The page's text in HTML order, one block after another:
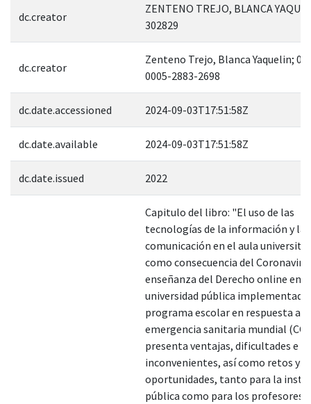
dc.creator
ZENTENO TREJO, BLANCA
302829
dc.creator
Zenteno Trejo, Blanca Yaquelin;
0005-2883-2698
dc.date.accessioned 2024-09-03T17:51:58Z
dc.date.available 2024-09-03T17:51:58Z
dc.date.issued 2022
Capitulo del libro: "El uso de las
tecnologías de la información y la
comunicación en el aula
como consecuencia del
enseñanza del Derecho online en
universidad pública implementada
programa escolar en respuesta a la
emergencia sanitaria mundial
presenta ventajas, dificultades e
inconvenientes, así como retos y
oportunidades, tanto para la
pública como para los profesores y